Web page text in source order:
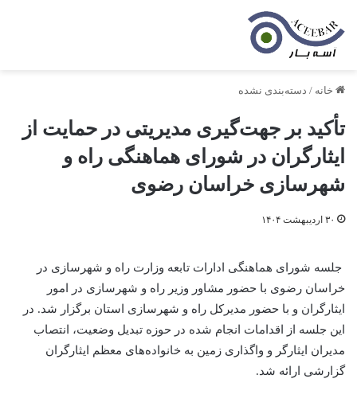
خانه / دسته‌بندی نشده
تأکید بر جهت‌گیری مدیریتی در حمایت از
ایثارگران در شورای هماهنگی راه و
شهرسازی خراسان رضوی
۳۰ اردیبهشت ۱۴۰۴
جلسه شورای هماهنگی ادارات تابعه وزارت راه و شهرسازی در
خراسان رضوی با حضور مشاور وزیر راه و شهرسازی در امور
ایثارگران و با حضور مدیرکل راه و شهرسازی استان برگزار شد. در
این جلسه از اقدامات انجام شده در حوزه تبدیل وضعیت، انتصاب
مدیران ایثارگر و واگذاری زمین به خانواده‌های معظم ایثارگران
گزارشی ارائه شد.